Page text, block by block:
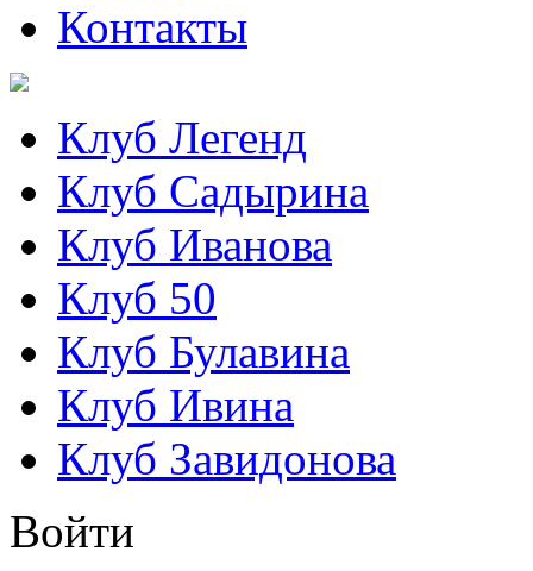
Контакты
Клуб Легенд
Клуб Садырина
Клуб Иванова
Клуб 50
Клуб Булавина
Клуб Ивина
Клуб Завидонова
Войти